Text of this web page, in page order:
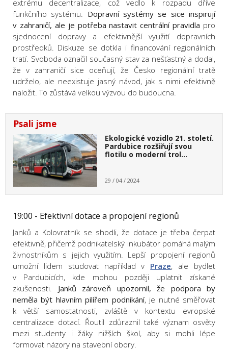
extrému decentralizace, což vedlo k rozpadu dříve
funkčního systému. Dopravní systémy se sice inspirují
v zahraničí, ale je potřeba nastavit centrální pravidla pro
sjednocení dopravy a efektivnější využití dopravních
prostředků. Diskuze se dotkla i financování regionálních
tratí. Svoboda označil současný stav za nešťastný a dodal,
že v zahraničí sice oceňují, že Česko regionální tratě
udrželo, ale neexistuje jasný návod, jak s nimi efektivně
naložit. To zůstává velkou výzvou do budoucna.
Psali jsme
Ekologické vozidlo 21. století.
Pardubice rozšiřují svou
flotilu o moderní trol…
29 / 04 / 2024
19:00 - Efektivní dotace a propojení regionů
Janků a Kolovratník se shodli, že dotace je třeba čerpat
efektivně, přičemž podnikatelský inkubátor pomáhá malým
živnostníkům s jejich využitím. Lepší propojení regionů
umožní lidem studovat například v Praze, ale bydlet
v Pardubicích, kde mohou později uplatnit získané
zkušenosti. Janků zároveň upozornil, že podpora by
neměla být hlavním pilířem podnikání, je nutné směřovat
k větší samostatnosti, zvláště v kontextu evropské
centralizace dotací. Řoutil zdůraznil také význam osvěty
mezi studenty i žáky nižších škol, aby si mohli lépe
formovat názory na stavební obory.